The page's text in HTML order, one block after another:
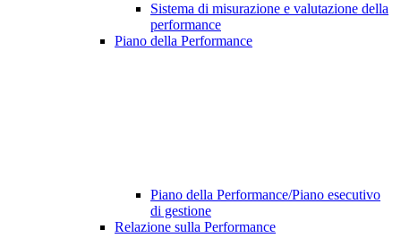
Sistema di misurazione e valutazione della
performance
Piano della Performance
Piano della Performance/Piano esecutivo
di gestione
Relazione sulla Performance